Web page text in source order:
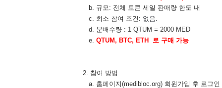
b. 규모: 전체 토큰 세일 판매량 한도 내
c. 최소 참여 조건: 없음.
d. 분배수량 : 1 QTUM = 2000 MED
e. QTUM, BTC, ETH 로 구매 가능
2. ​ 참여 방법
a. 홈페이지(medibloc.org) 회원가입 후 로그인